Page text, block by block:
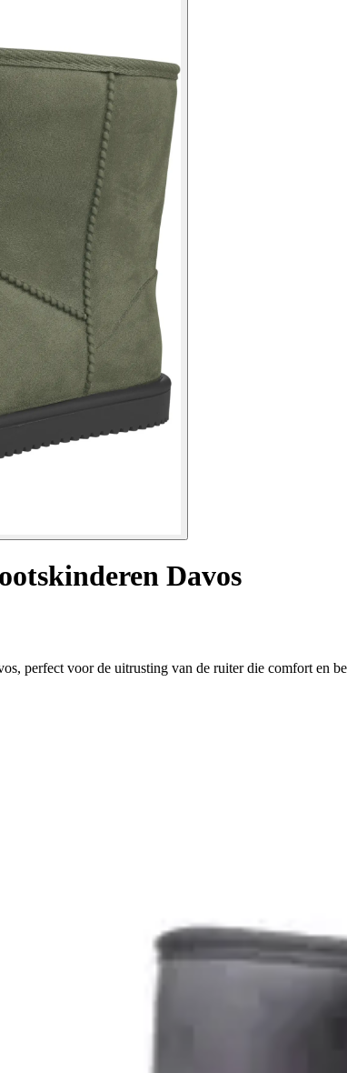
Davos
perfect voor de uitrusting van de ruiter die comfort en